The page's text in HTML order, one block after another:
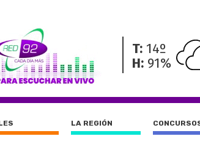
T: 14º
H: 91%
LA REGIÓN